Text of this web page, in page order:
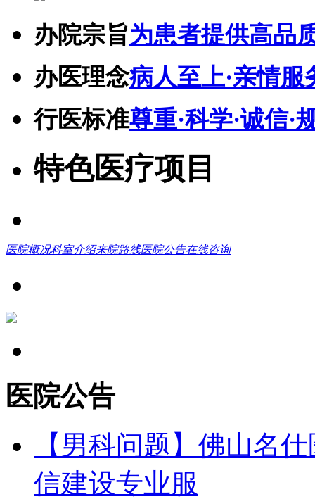
办院宗旨为患者提供高品
办医理念病人至上·亲情服
行医标准尊重·科学·诚信·
特色医疗项目
医院概况科室介绍来院路线医院公告在线咨询
医院公告
【男科问题】佛山名
信建设专业服